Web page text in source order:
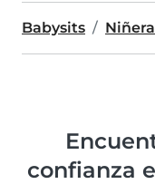
Babysits Niñera
confianza